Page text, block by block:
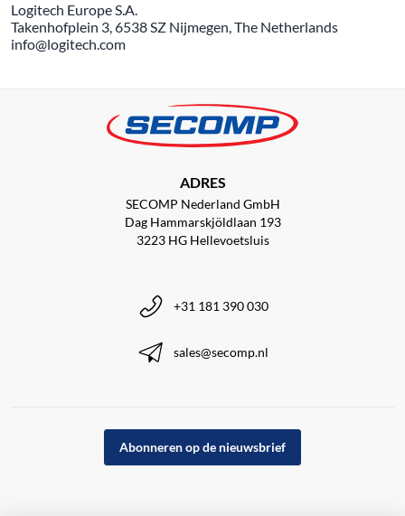
Logitech Europe S.A.
Takenhofplein 3, 6538 SZ Nijmegen, The Netherlands
info@logitech.com
ADRES
SECOMP Nederland GmbH
Dag Hammarskjöldlaan 193
3223 HG Hellevoetsluis
+31 181 390 030
sales@secomp.nl
Abonneren op de nieuwsbrief